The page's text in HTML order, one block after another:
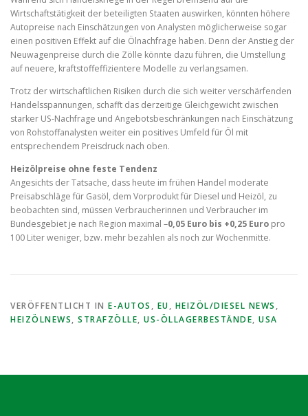
Wirtschaftstätigkeit der beteiligten Staaten auswirken, könnten höhere
Autopreise nach Einschätzungen von Analysten möglicherweise sogar
einen positiven Effekt auf die Ölnachfrage haben. Denn der Anstieg der
Neuwagenpreise durch die Zölle könnte dazu führen, die Umstellung
auf neuere, kraftstoffeffizientere Modelle zu verlangsamen.
Trotz der wirtschaftlichen Risiken durch die sich weiter verschärfenden
Handelsspannungen, schafft das derzeitige Gleichgewicht zwischen
starker US-Nachfrage und Angebotsbeschränkungen nach Einschätzung
von Rohstoffanalysten weiter ein positives Umfeld für Öl mit
entsprechendem Preisdruck nach oben.
Heizölpreise ohne feste Tendenz
Angesichts der Tatsache, dass heute im frühen Handel moderate
Preisabschläge für Gasöl, dem Vorprodukt für Diesel und Heizöl, zu
beobachten sind, müssen Verbraucherinnen und Verbraucher im
Bundesgebiet je nach Region maximal –0,05 Euro bis +0,25 Euro pro
100 Liter weniger, bzw. mehr bezahlen als noch zur Wochenmitte.
VERÖFFENTLICHT IN E-AUTOS , EU, HEIZÖL/DIESEL NEWS ,
HEIZÖLNEWS, STRAFZÖLLE, US-ÖLLAGERBESTÄNDE, USA